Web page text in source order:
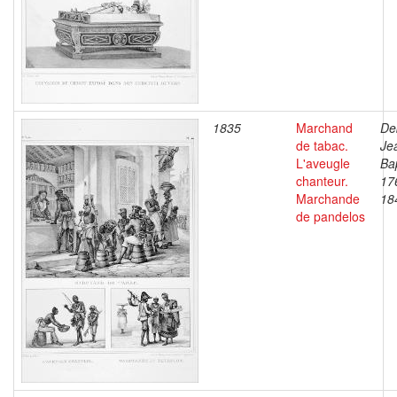
1835
Marchand
de tabac.
L'aveugle
chanteur.
Marchande
de pandelos